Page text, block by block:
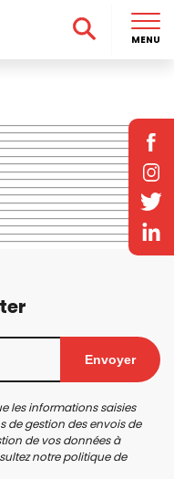
Envoyer
les informations saisies
de gestion des envois de
de vos données à
notrepolitique de
MENU